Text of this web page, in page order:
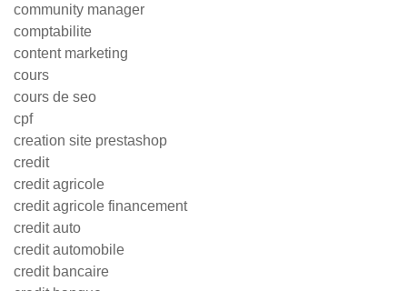
community manager
comptabilite
content marketing
cours
cours de seo
cpf
creation site prestashop
credit
credit agricole
credit agricole financement
credit auto
credit automobile
credit bancaire